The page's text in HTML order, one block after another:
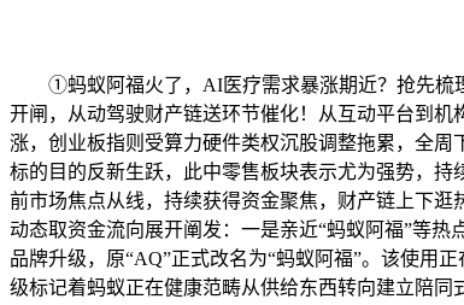
①蚂蚁阿福火了，AI医疗需求暴涨期近？抢先梳理
开闸，从动驾驶财产链送环节催化！从互动平台到
涨，创业板指则受算力硬件类权沉股调整拖累，全
标的目的反新生跃，此中零售板块表示尤为强势，
前市场焦点从线，持续获得资金聚焦，财产链上下
动态取资金流向展开阐发：一是亲近“蚂蚁阿福”等
品牌升级，原“AQ”正式改名为“蚂蚁阿福”。该使用
级标记着蚂蚁正在健康范畴从供给东西转向建立陪